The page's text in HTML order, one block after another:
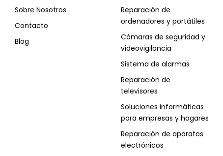
Sobre Nosotros
Contacto
Blog
Reparación de
ordenadores y portátiles
Cámaras de seguridad y
videovigilancia
Sistema de alarmas
Reparación de
televisores
Soluciones informáticas
para empresas y hogares
Reparación de aparatos
electrónicos